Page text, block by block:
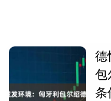
德
包
条